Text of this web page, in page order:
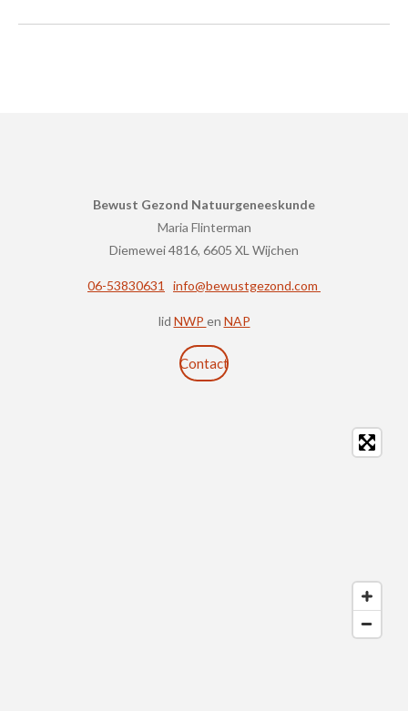
Bewust Gezond Natuurgeneeskunde
Maria Flinterman
Diemewei 4816, 6605 XL Wijchen
06-53830631 info@bewustgezond.com
lid NWP en NAP
Contact